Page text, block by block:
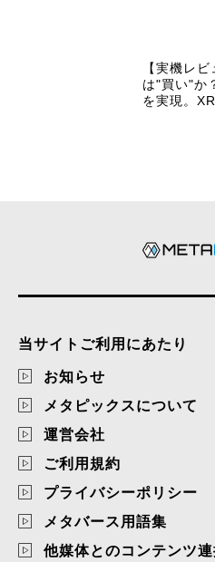
【実機レ
は"買い"か
を実現。
当サイトご利用にあたり
お知らせ
メタピックスについて
運営会社
ご利用規約
プライバシーポリシー
メタバース用語集
他媒体とのコンテンツ